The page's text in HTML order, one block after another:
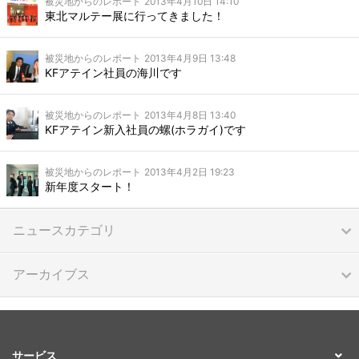
東北マルテー展に行ってきました！
被災地からのレポート 2013年4月9日 13:48
KFアテイン社員の海川です
被災地からのレポート 2013年4月8日 13:40
KFアテイン新入社員の螺(ホラガイ)です
被災地からのレポート 2013年4月2日 19:23
新年度スタート！
ニュースカテゴリ
アーカイブス
サービス